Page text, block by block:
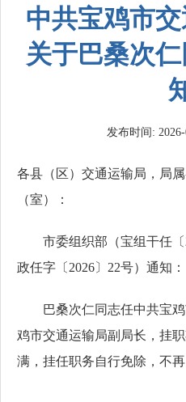
中共宝鸡市
关于巴桑次
发布时间:
各县（区）交通运输局，局
（室）：
市委组织部（宝组干任
政任字〔2026〕22号）通知：
巴桑次仁同志任中共宝
鸡市交通运输局副局长，挂
满，挂任职务自行免除，不再